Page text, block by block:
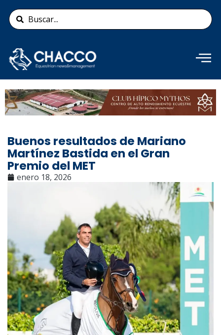
contenido
Search
...
Añade aquí tu texto de
cabecera
Buenos resultados de Mariano
Martínez Bastida en el Gran
Premio del MET
enero 18, 2026